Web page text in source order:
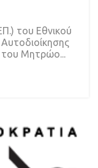
του Εθνικού
του Μητρώο...